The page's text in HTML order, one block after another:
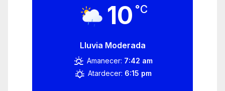
10 °C
Lluvia Moderada
Amanecer: 7:42 am
Atardecer: 6:15 pm